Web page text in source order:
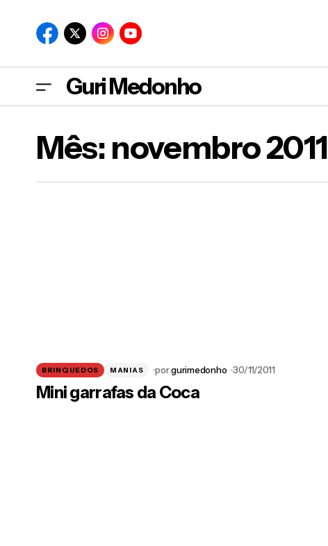
Guri Medonho
Mês:novembro 2011
BRINQUEDOS MANIAS porgurimedonho 30/11/2011
Mini garrafas da Coca